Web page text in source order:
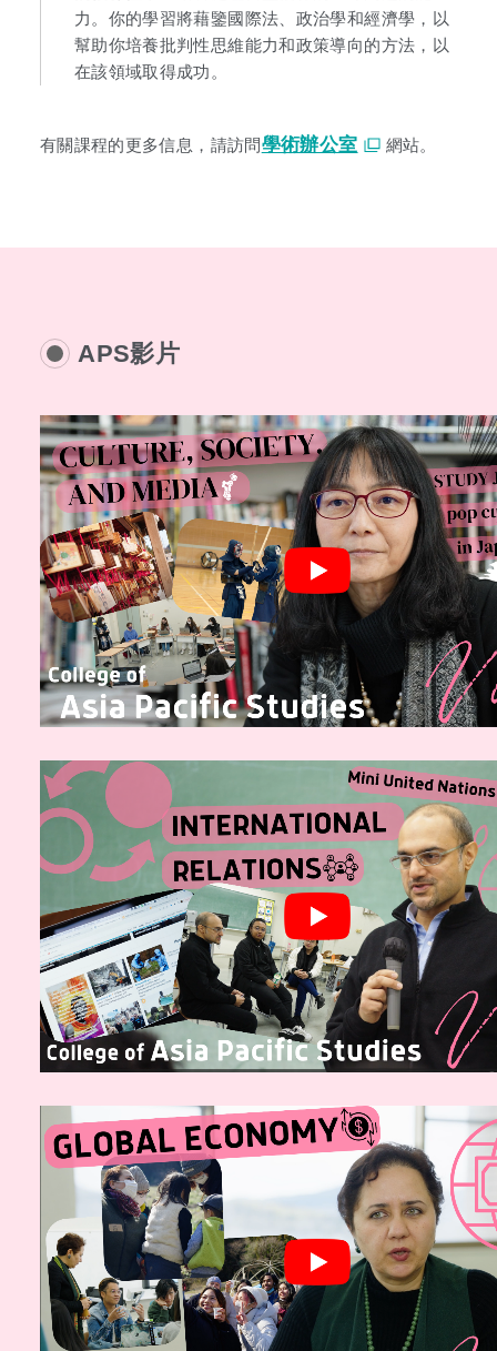
力。你的學習將藉鑒國際法、政治學和經濟學，以
幫助你培養批判性思維能力和政策導向的方法，以
在該領域取得成功。
有關課程的更多信息，請訪問學術辦公室 網站。
APS影片